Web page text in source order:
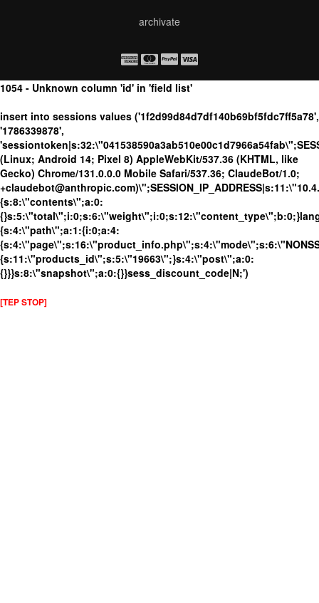
archivate
1054 - Unknown column 'id' in 'field list'
insert into sessions values ('1f2d99d84d7df140b69bf5fdc7ff5a78',
'1786339878',
(Linux; Android 14; Pixel 8) AppleWebKit/537.36 (KHTML, like
Gecko) Chrome/131.0.0.0 Mobile Safari/537.36; ClaudeBot/1.0;
{s:8:\"contents\";a:0:
{s:4:\"path\";a:1:{i:0;a:4:
{s:11:\"products_id\";s:5:\"19663\";}s:4:\"post\";a:0:
{}}}s:8:\"snapshot\";a:0:{}}sess_discount_code|N;')
[TEP STOP]